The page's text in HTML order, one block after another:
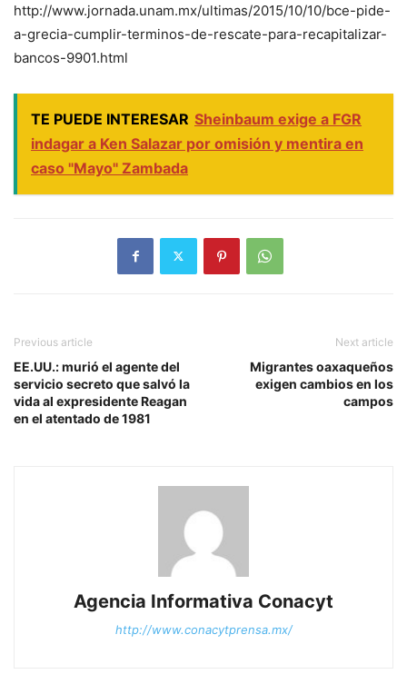
http://www.jornada.unam.mx/ultimas/2015/10/10/bce-pide-
a-grecia-cumplir-terminos-de-rescate-para-recapitalizar-
bancos-9901.html
TE PUEDE INTERESAR Sheinbaum exige a FGR
indagar a Ken Salazar por omisión y mentira en
caso "Mayo" Zambada
Previous article
EE.UU.: murió el agente del
servicio secreto que salvó la
vida al expresidente Reagan
en el atentado de 1981
Next article
Migrantes oaxaqueños
exigen cambios en los
campos
Agencia Informativa Conacyt
http://www.conacytprensa.mx/